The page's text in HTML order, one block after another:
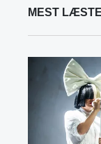
MEST LÆSTE